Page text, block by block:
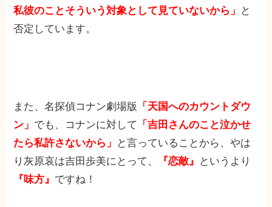
私彼のことそういう対象として見ていないから」
と
否定しています。
また、名探偵コナン劇場版
「天国へのカウントダウ
ン」 でも、コナンに対して
「吉田さんのこと泣かせ
たら私許さないから」
と言っていることから、やは
り灰原哀は吉田歩美にとって、
『恋敵』
というより
『味方』 ですね！